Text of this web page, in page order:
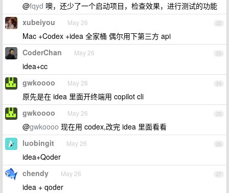
@fqyd 噢，还少了一个启动项目，检查效果，进行测试的功能
22
xubeiyou May 26
Mac +Codex +idea 全家桶 偶尔用下第三方 api
23
CoderChan May 26
idea+cc
24
gwkoooo May 26
原先是在 idea 里面开终端用 copilot cli
25
gwkoooo May 26
@gwkoooo 现在用 codex,改完 idea 里面看看
26
luobingit May 26
idea+Qoder
27
chendy May 26
idea + qoder